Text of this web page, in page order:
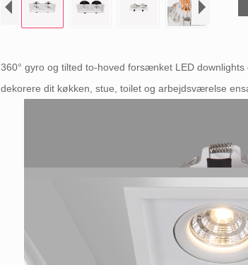
360° gyro og tilted to-hoved forsænket LED
dekorere dit køkken, stue, toilet og arbejdsværelse